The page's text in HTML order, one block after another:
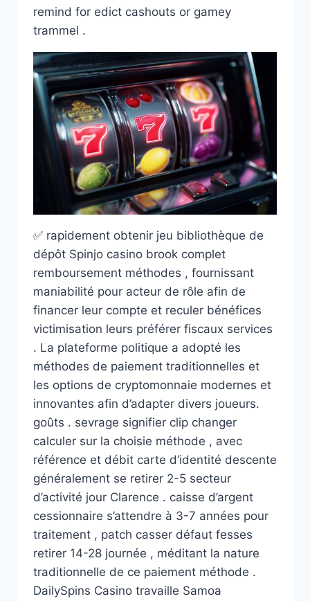
remind for edict cashouts or gamey
trammel .
✅ rapidement obtenir jeu bibliothèque de
dépôt Spinjo casino brook complet
remboursement méthodes , fournissant
maniabilité pour acteur de rôle afin de
financer leur compte et reculer bénéfices
victimisation leurs préférer fiscaux services
. La plateforme politique a adopté les
méthodes de paiement traditionnelles et
les options de cryptomonnaie modernes et
innovantes afin d’adapter divers joueurs.
goûts . sevrage signifier clip changer
calculer sur la choisie méthode , avec
référence et débit carte d’identité descente
généralement se retirer 2-5 secteur
d’activité jour Clarence . caisse d’argent
cessionnaire s’attendre à 3-7 années pour
traitement , patch casser défaut fesses
retirer 14-28 journée , méditant la nature
traditionnelle de ce paiement méthode .
DailySpins Casino travaille Samoa